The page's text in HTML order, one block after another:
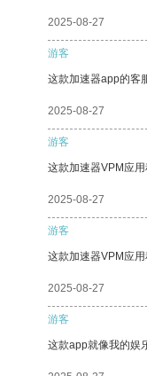
2025-08-27
游客
这款加速器app的客
2025-08-27
游客
这款加速器VPM应
2025-08-27
游客
这款加速器VPM应
2025-08-27
游客
这款app就像我的娱